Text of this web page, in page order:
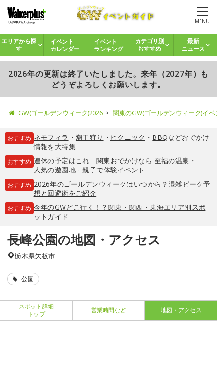
MENU
エリアから探
す
イベント
カレンダー
イベント
ランキング
カテゴリ別
おすすめ
最新
ニュース
2026年の更新は終了いたしました。来年（2027年）も
どうぞよろしくお願いします。
GW(ゴールデンウィーク)2026 関東のGW(ゴールデンウィーク)イ
おすすめ ネモフィラ ・ 潮干狩り ・ ピクニック ・ BBQなどおでかけ
情報を大特集
おすすめ 連休の予定はこれ！関東おでかけなら 至福の温泉 ・
人気の遊園地・親子で体験イベント
おすすめ 2026年のゴールデンウィークはいつから？混雑ピーク予
想と回避術をご紹介
おすすめ 今年のGWどこ行く！？関東・関西・東海エリア別スポ
ットガイド
長峰公園の地図・アクセス
栃木県矢板市
公園
スポット詳細
トップ
営業時間など 地図・アクセス